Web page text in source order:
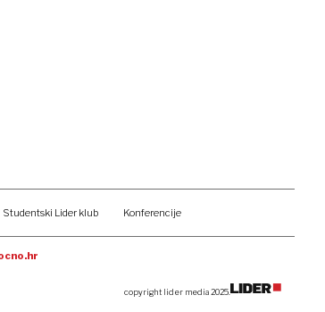
Studentski Lider klub Konferencije
copyright lider media 2025.